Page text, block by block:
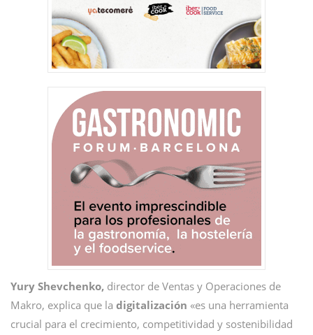
Yury Shevchenko, director de Ventas y Operaciones de
Makro, explica que la digitalización «es una herramienta
crucial para el crecimiento, competitividad y sostenibilidad